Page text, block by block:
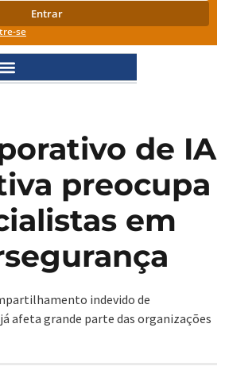
Entrar
se
de IA
preocupa
em
indevido de
afeta grande parte das organizações